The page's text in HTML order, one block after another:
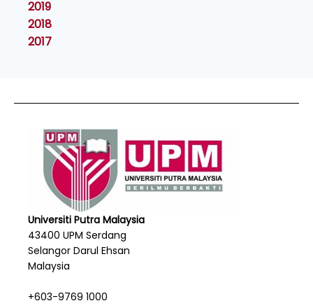
2019
2018
2017
Universiti Putra Malaysia
43400 UPM Serdang
Selangor Darul Ehsan
Malaysia
+603-9769 1000